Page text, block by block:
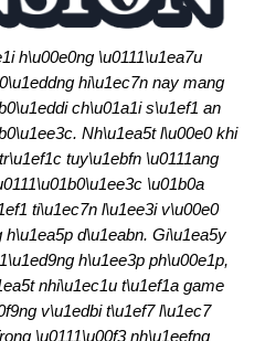
h\u00e0ng \u0111\u1ea7u
hi\u1ec7n nay mang
ch\u01a1i s\u1ef1 an
Nh\u1ea5t l\u00e0 khi
tuy\u1ebfn \u0111ang
\u01b0a
ti\u1ec7n l\u1ee3i v\u00e0
d\u1eabn. Gi\u1ea5y
h\u1ee3p ph\u00e1p,
nhi\u1ec1u t\u1ef1a game
v\u1edbi t\u1ef7 l\u1ec7
\u0111\u00f3 nh\u1eefng